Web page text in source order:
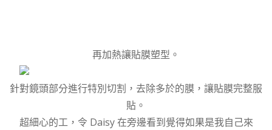
再加熱讓貼膜塑型。
針對鏡頭部分進行特別切割，去除多於的膜，讓貼膜完整服
貼。
超細心的工，令 Daisy 在旁邊看到覺得如果是我自己來